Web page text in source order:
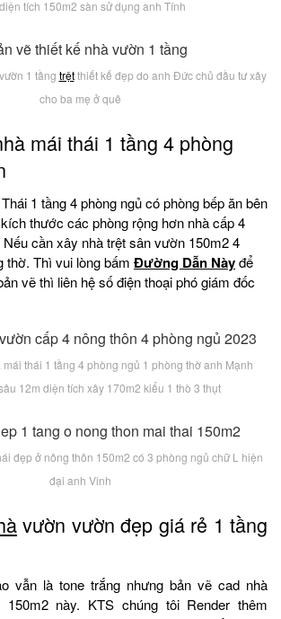
tích 150m2 sàn sử dụng anh Tính
1 tầng trệtthiết kế đẹp do anh Đức chủ đầu tư xây
cho ba mẹ ở quê
mái thái 1 tầng 4 phòng
1 tầng 4 phòng ngủ có phòng bếp ăn bên
thước các phòng rộng hơn nhà cấp 4
cần xây nhà trệt sân vườn 150m2 4
thờ. Thì vui lòng bấm Đường Dẫn Nàyđể
vẽ thì liên hệ số điện thoại phó giám đốc
mái thái 1 tầng 4 phòng ngủ 1 phòng thờ anh Mạnh
12m diện tích xây 170m2 kiểu 1 thò 3 thụt
đẹp ở nông thôn 150m2 có 3 phòng ngủ chữ L hiện
đại anh Vinh
vườn vườn đẹp giá rẻ 1 tầng
vẫn là tone trắng nhưng bản vẽ cad nhà
này. KTS chúng tôi Render thêm